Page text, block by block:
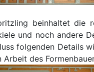
beinhaltet die
und noch andere
folgenden Details
Arbeit des